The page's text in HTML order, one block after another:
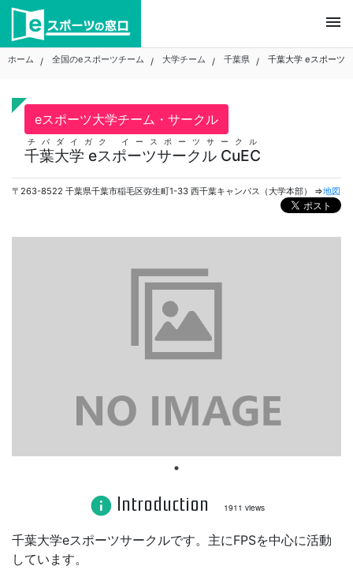
Skip
content
menu
ホーム 全国のeスポーツチーム 大学チーム 千葉県 千葉大学 eスポーツ
eスポーツ大学チーム・サークル
千葉大学 eスポーツサークル CuEC
チバダイガク イースポーツサークル
〒263-8522 千葉県千葉市稲毛区弥生町1-33 西千葉キャンパス（大学本部） ⇒地図
info Introduction 1911 views
千葉大学eスポーツサークルです。主にFPSを中心に活動
しています。